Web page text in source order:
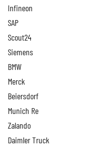
Infineon
SAP
Scout24
Siemens
BMW
Merck
Beiersdorf
Munich Re
Zalando
Daimler Truck